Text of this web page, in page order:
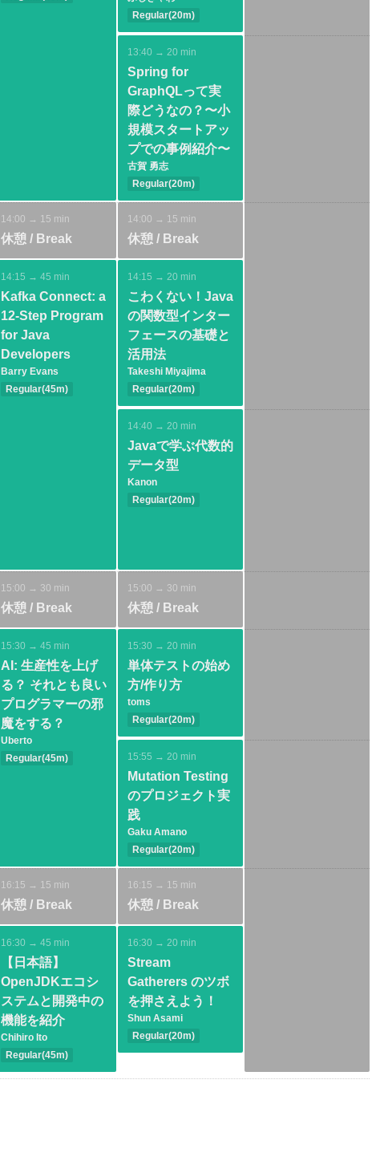
Regular(20m)
Basic
Tools
13:40 → 20 min
Spring for
GraphQLって実
際どうなの？〜小
規模スタートアッ
プでの事例紹介〜
古賀 勇志
Regular(20m)
Intermediate
Spring
14:00 → 15 min
休憩 / Break
14:00 → 15 min
休憩 / Break
14:15 → 45 min
Kafka Connect: a
12-Step Program
for Java
Developers
Barry Evans
Regular(45m)
14:15 → 20 min
こわくない！Java
の関数型インター
フェースの基礎と
活用法
Takeshi Miyajima
Regular(20m)
Basic
Java SE
Language
14:40 → 20 min
Javaで学ぶ代数的
データ型
Kanon
Regular(20m)
15:00 → 30 min
休憩 / Break
15:00 → 30 min
休憩 / Break
15:30 → 45 min
AI: 生産性を上げ
る？ それとも良い
プログラマーの邪
魔をする？
Uberto
Regular(45m)
15:30 → 20 min
単体テストの始め
方/作り方
toms
Regular(20m)
Basic
Test
15:55 → 20 min
Mutation Testing
のプロジェクト実
践
Gaku Amano
Regular(20m)
Intermediate
Spring
Tools
Test
16:15 → 15 min
休憩 / Break
16:15 → 15 min
休憩 / Break
16:30 → 45 min
【日本語】
OpenJDKエコシ
ステムと開発中の
機能を紹介
Chihiro Ito
Regular(45m)
Intermediate
16:30 → 20 min
Stream
Gatherers のツボ
を押さえよう！
Shun Asami
Regular(20m)
Intermediate